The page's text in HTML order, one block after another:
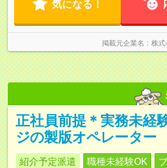
気になる！
掲載元企業名 株式
正社員前提＊実務未経
ジの製版オペレーター
紹介予定派遣 職種未経験OK